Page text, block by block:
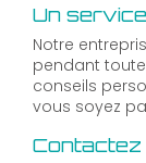
Un
Notre
pendant
conseils
vous soyez